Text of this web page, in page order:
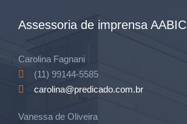
Assessoria de imprensa AABIC
Carolina Fagnani
(11) 99144-5585
carolina@predicado.com.br
Vanessa de Oliveira